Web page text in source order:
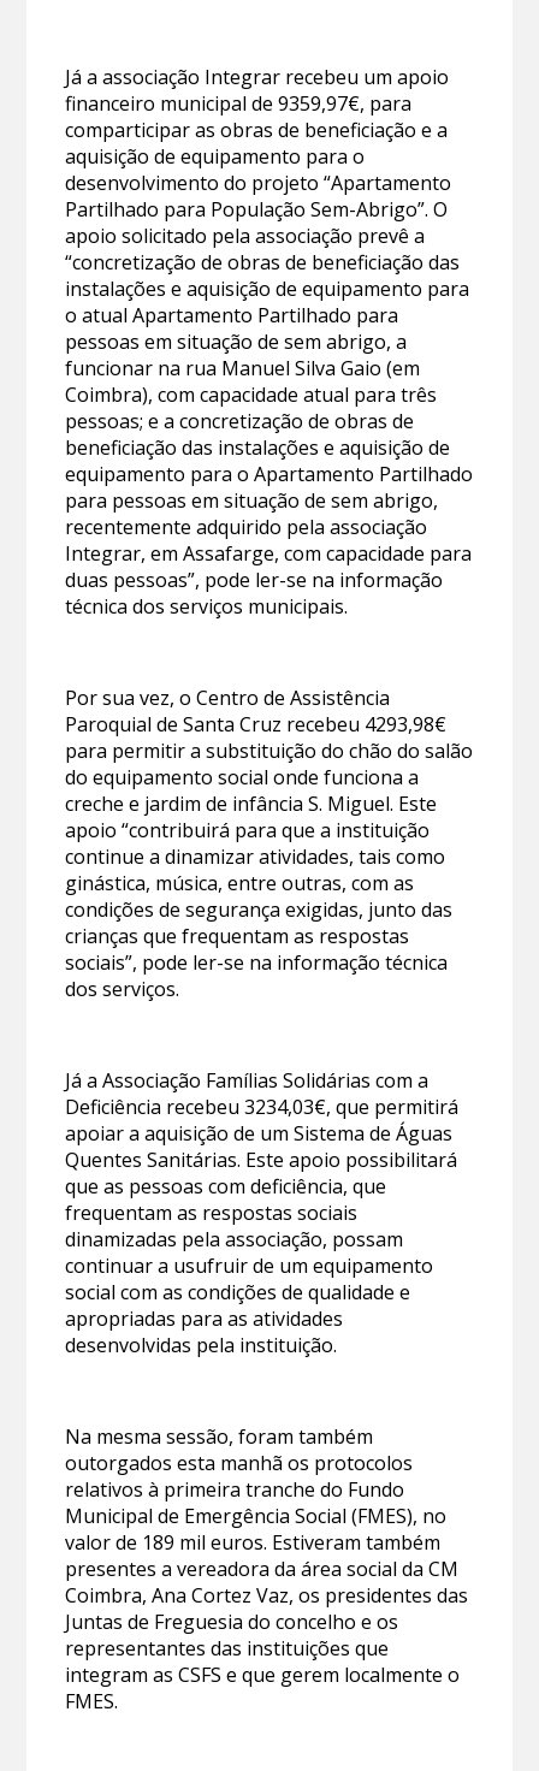
Já a associação Integrar recebeu um apoio
financeiro municipal de 9359,97€, para
comparticipar as obras de beneficiação e a
aquisição de equipamento para o
desenvolvimento do projeto “Apartamento
Partilhado para População Sem-Abrigo”. O
apoio solicitado pela associação prevê a
“concretização de obras de beneficiação das
instalações e aquisição de equipamento para
o atual Apartamento Partilhado para
pessoas em situação de sem abrigo, a
funcionar na rua Manuel Silva Gaio (em
Coimbra), com capacidade atual para três
pessoas; e a concretização de obras de
beneficiação das instalações e aquisição de
equipamento para o Apartamento Partilhado
para pessoas em situação de sem abrigo,
recentemente adquirido pela associação
Integrar, em Assafarge, com capacidade para
duas pessoas”, pode ler-se na informação
técnica dos serviços municipais.
Por sua vez, o Centro de Assistência
Paroquial de Santa Cruz recebeu 4293,98€
para permitir a substituição do chão do salão
do equipamento social onde funciona a
creche e jardim de infância S. Miguel. Este
apoio “contribuirá para que a instituição
continue a dinamizar atividades, tais como
ginástica, música, entre outras, com as
condições de segurança exigidas, junto das
crianças que frequentam as respostas
sociais”, pode ler-se na informação técnica
dos serviços.
Já a Associação Famílias Solidárias com a
Deficiência recebeu 3234,03€, que permitirá
apoiar a aquisição de um Sistema de Águas
Quentes Sanitárias. Este apoio possibilitará
que as pessoas com deficiência, que
frequentam as respostas sociais
dinamizadas pela associação, possam
continuar a usufruir de um equipamento
social com as condições de qualidade e
apropriadas para as atividades
desenvolvidas pela instituição.
Na mesma sessão, foram também
outorgados esta manhã os protocolos
relativos à primeira tranche do Fundo
Municipal de Emergência Social (FMES), no
valor de 189 mil euros. Estiveram também
presentes a vereadora da área social da CM
Coimbra, Ana Cortez Vaz, os presidentes das
Juntas de Freguesia do concelho e os
representantes das instituições que
integram as CSFS e que gerem localmente o
FMES.